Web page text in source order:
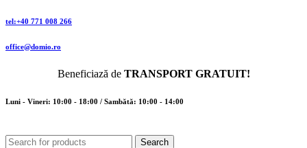
tel:+40 771 008 266
office@domio.ro
Beneficiază de TRANSPORT GRATUIT!
Luni - Vineri: 10:00 - 18:00 / Sambătă: 10:00 - 14:00
Search